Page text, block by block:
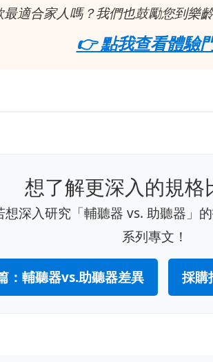
適合家人嗎？我們也鼓勵您到樂
👉 點我查看體驗
想了解更深入的規格
深入研究「輔聽器 vs. 助聽器」
系列專文！
：輔聽器vs.助聽器差異 採購